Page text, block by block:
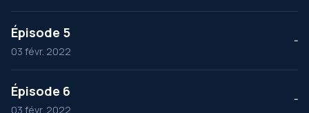
Épisode 5
03 févr. 2022
--
Épisode 6
03 févr. 2022
--